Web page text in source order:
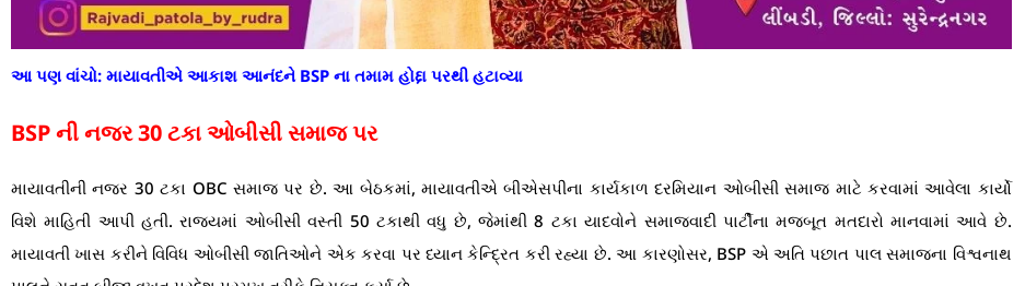
આ પણ વાંચો: માયાવતીએ આકાશ આનંદને BSP ના તમામ હોદ્દા પરથી હટાવ્યા
BSP ની નજર 30 ટકા ઓબીસી સમાજ પર
માયાવતીની નજર 30 ટકા OBC સમાજ પર છે. આ બેઠકમાં, માયાવતીએ બીએસપીના કાર્યકાળ દરમિયાન ઓબીસી સમાજ માટે કરવામાં આવેલા કાર્યો
વિશે માહિતી આપી હતી. રાજ્યમાં ઓબીસી વસ્તી 50 ટકાથી વધુ છે, જેમાંથી 8 ટકા યાદવોને સમાજવાદી પાર્ટીના મજબૂત મતદારો માનવામાં આવે છે.
માયાવતી ખાસ કરીને વિવિધ ઓબીસી જાતિઓને એક કરવા પર ધ્યાન કેન્દ્રિત કરી રહ્યા છે. આ કારણોસર, BSP એ અતિ પછાત પાલ સમાજના વિશ્વનાથ